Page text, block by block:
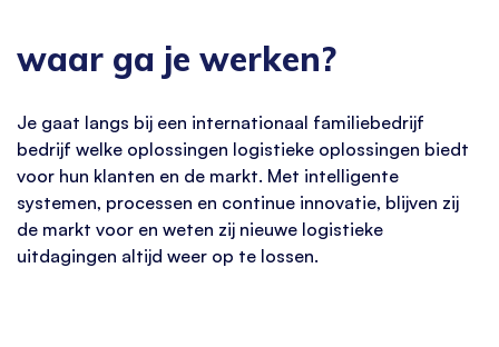
waar ga je werken?
Je gaat langs bij een internationaal familiebedrijf
bedrijf welke oplossingen logistieke oplossingen biedt
voor hun klanten en de markt. Met intelligente
systemen, processen en continue innovatie, blijven zij
de markt voor en weten zij nieuwe logistieke
uitdagingen altijd weer op te lossen.